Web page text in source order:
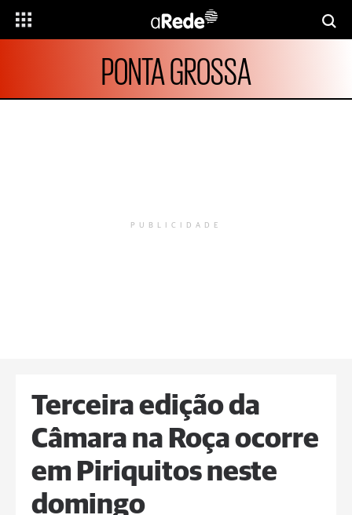
PONTA GROSSA
PUBLICIDADE
Terceira edição da
Câmara na Roça ocorre
em Piriquitos neste
domingo